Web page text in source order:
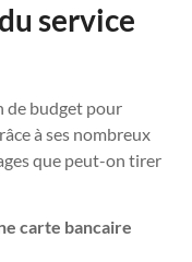
service
de budget pour
à ses nombreux
que peut-on tirer
carte bancaire